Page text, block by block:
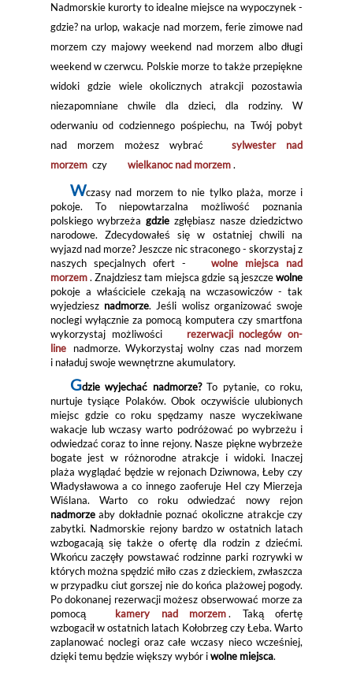
Nadmorskie kurorty to idealne miejsce na wypoczynek -
gdzie? na urlop, wakacje nad morzem, ferie zimowe nad
morzem czy majowy weekend nad morzem albo długi
weekend w czerwcu. Polskie morze to także przepiękne
widoki gdzie wiele okolicznych atrakcji pozostawia
niezapomniane chwile dla dzieci, dla rodziny. W
oderwaniu od codziennego pośpiechu, na Twój pobyt
nad morzem możesz wybrać
sylwester nad
morzem czy wielkanoc nad morzem .
Wczasy nad morzem to nie tylko plaża, morze i
pokoje. To niepowtarzalna możliwość poznania
polskiego wybrzeżagdzie zgłębiasz nasze dziedzictwo
narodowe. Zdecydowałeś się w ostatniej chwili na
wyjazd nad morze? Jeszcze nic straconego - skorzystaj z
naszych specjalnych ofert -
wolne miejsca nad
morzem . Znajdziesz tam miejsca gdzie są jeszczewolne
pokoje a właściciele czekają na wczasowiczów - tak
wyjedziesz nadmorze. Jeśli wolisz organizować swoje
noclegi wyłącznie za pomocą komputera czy smartfona
wykorzystaj możliwości
rezerwacji noclegów on-
line
nadmorze. Wykorzystaj wolny czas nad morzem
i naładuj swoje wewnętrzne akumulatory.
Gdzie wyjechać nadmorze?To pytanie, co roku,
nurtuje tysiące Polaków. Obok oczywiście ulubionych
miejsc gdzie co roku spędzamy nasze wyczekiwane
wakacje lub wczasy warto podróżować po wybrzeżu i
odwiedzać coraz to inne rejony. Nasze piękne wybrzeże
bogate jest w różnorodne atrakcje i widoki. Inaczej
plaża wyglądać będzie w rejonach Dziwnowa, Łeby czy
Władysławowa a co innego zaoferuje Hel czy Mierzeja
Wiślana. Warto co roku odwiedzać nowy rejon
nadmorzeaby dokładnie poznać okoliczne atrakcje czy
zabytki. Nadmorskie rejony bardzo w ostatnich latach
wzbogacają się także o ofertę dla rodzin z dziećmi.
Wkońcu zaczęły powstawać rodzinne parki rozrywki w
których można spędzić miło czas z dzieckiem, zwłaszcza
w przypadku ciut gorszej nie do końca plażowej pogody.
Po dokonanej rezerwacji możesz obserwować morze za
pomocą
kamery nad morzem . Taką ofertę
wzbogacił w ostatnich latach Kołobrzeg czy Łeba. Warto
zaplanować noclegi oraz całe wczasy nieco wcześniej,
dzięki temu będzie większy wybór iwolne miejsca.